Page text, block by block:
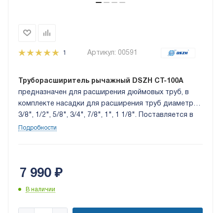
1 Артикул: 00591
Труборасширитель рычажный DSZH CT-100A
предназначен для расширения дюймовых труб, в
комплекте насадки для расширения труб диаметром
3/8", 1/2", 5/8", 3/4", 7/8", 1", 1 1/8". Поставляется в
пластиковом кейсе.
Подробности
7 990₽
В наличии